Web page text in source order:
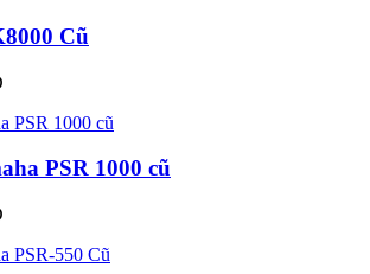
Cũ
PSR 1000 cũ